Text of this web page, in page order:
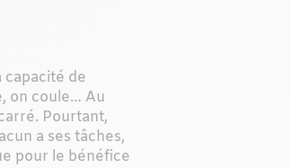
capacité de
on coule… Au
Pourtant,
a ses tâches,
pour le bénéfice